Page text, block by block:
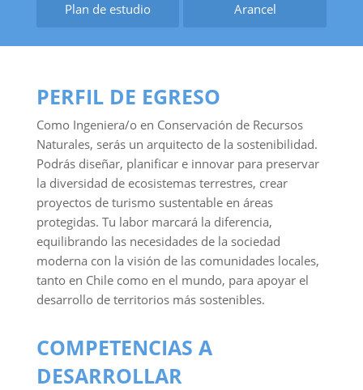
Plan de estudio Arancel
PERFIL DE EGRESO
Como Ingeniera/o en Conservación de Recursos
Naturales, serás un arquitecto de la sostenibilidad.
Podrás diseñar, planificar e innovar para preservar
la diversidad de ecosistemas terrestres, crear
proyectos de turismo sustentable en áreas
protegidas. Tu labor marcará la diferencia,
equilibrando las necesidades de la sociedad
moderna con la visión de las comunidades locales,
tanto en Chile como en el mundo, para apoyar el
desarrollo de territorios más sostenibles.
COMPETENCIAS A
DESARROLLAR